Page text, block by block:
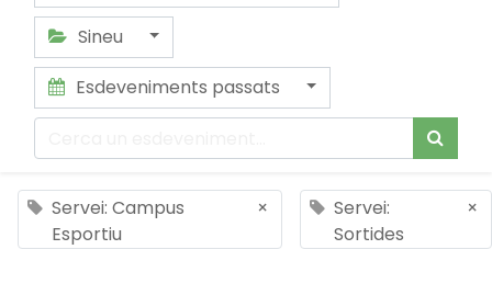
Sineu
Esdeveniments passats
Servei: Campus
Esportiu
×
Servei:
Sortides
×